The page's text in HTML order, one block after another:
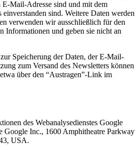
E-Mail-Adresse sind und mit dem
sind. Weitere Daten werden
verwenden wir ausschließlich für den
Informationen und geben sie nicht an
Speicherung der Daten, der E-Mail-
zum Versand des Newsletters können
über den “Austragen”-Link im
des Webanalysedienstes Google
Google Inc., 1600 Amphitheatre Parkway
USA.